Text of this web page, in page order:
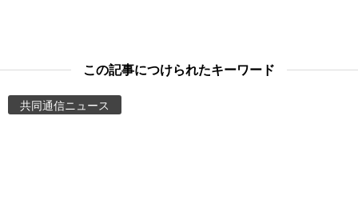
この記事につけられたキーワード
共同通信ニュース